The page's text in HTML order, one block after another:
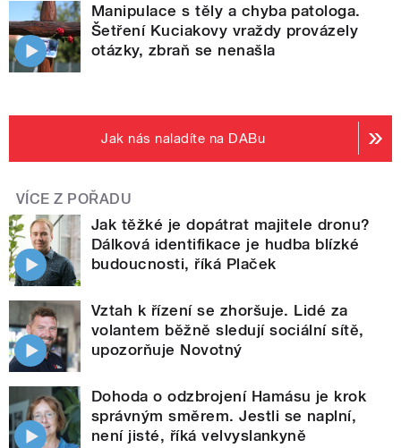
Manipulace s těly a chyba patologa.
Šetření Kuciakovy vraždy provázely
otázky, zbraň se nenašla
Jak nás naladíte na DABu
VÍCE Z POŘADU
Jak těžké je dopátrat majitele dronu?
Dálková identifikace je hudba blízké
budoucnosti, říká Plaček
Vztah k řízení se zhoršuje. Lidé za
volantem běžně sledují sociální sítě,
upozorňuje Novotný
Dohoda o odzbrojení Hamásu je krok
správným směrem. Jestli se naplní,
není jisté, říká velvyslankyně